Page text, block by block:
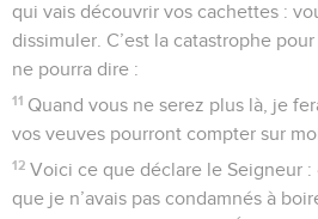
qui vais découvrir vos cachettes :
dissimuler. C’est la catastrophe
ne pourra dire :
11 Quand vous ne serez plus là, je
vos veuves pourront compter sur
12 Voici ce que déclare le Seigneur :
que je n’avais pas condamnés à